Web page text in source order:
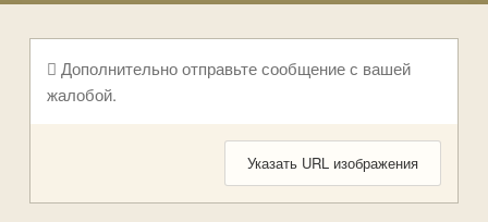
Дополнительно отправьте сообщение с вашей
жалобой.
Указать URL изображения